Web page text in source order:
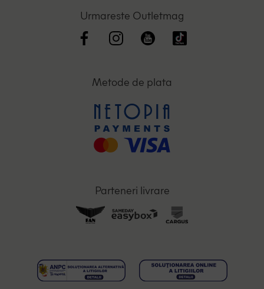
Urmareste Outletmag
Metode de plata
Parteneri livrare